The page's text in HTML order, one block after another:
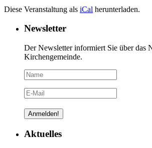
Diese Veranstaltung als iCal herunterladen.
Newsletter
Der Newsletter informiert Sie über das
Kirchengemeinde.
Aktuelles